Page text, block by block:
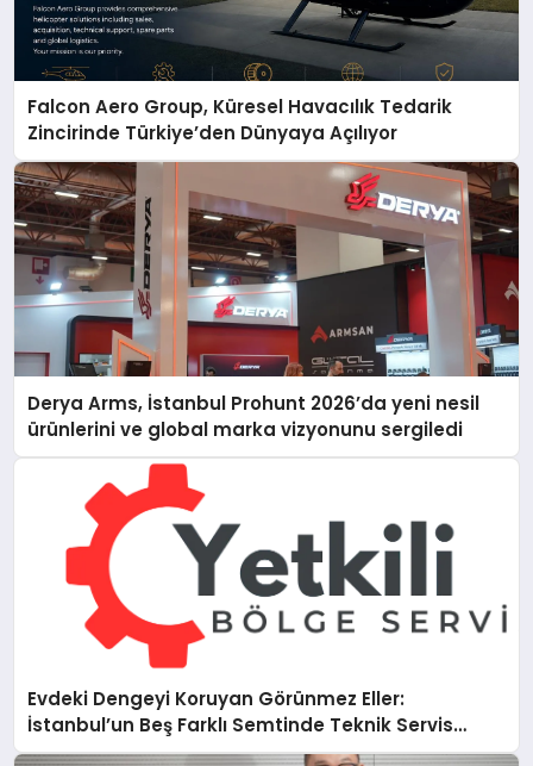
Falcon Aero Group, Küresel Havacılık Tedarik
Zincirinde Türkiye’den Dünyaya Açılıyor
Derya Arms, İstanbul Prohunt 2026’da yeni nesil
ürünlerini ve global marka vizyonunu sergiledi
Evdeki Dengeyi Koruyan Görünmez Eller:
İstanbul’un Beş Farklı Semtinde Teknik Servis
Gerçeği